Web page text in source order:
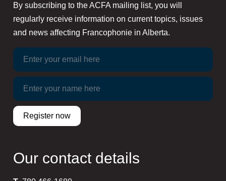
By subscribing to the ACFA mailing list, you will
regularly receive information on current topics, issues
and news affecting Francophonie in Alberta.
Our contact details